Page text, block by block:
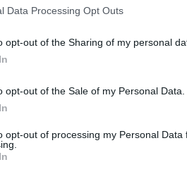
consent section.
Data Processing Opt Outs
opt-out of the Sharing of my personal
opt-out of the Sale of my Personal Data.
opt-out of processing my Personal Data